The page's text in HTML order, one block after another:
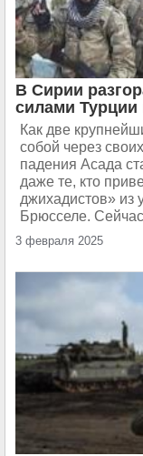
В Сирии
силами
Как две
собой через
падения Асада
даже те, кто
джихадистов»
Брюсселе. Сейчас
3 февраля 2025